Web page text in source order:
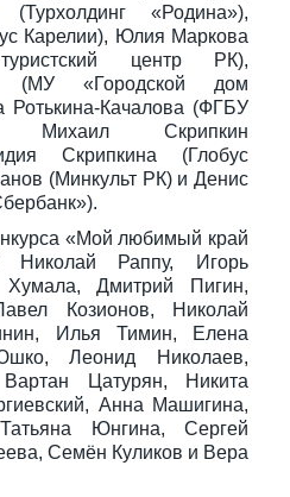
«Родина»),
Карелии), Юлия Маркова
центр РК),
(МУ «Городской дом
Ротькина-Качалова (ФГБУ
Михаил Скрипкин
Скрипкина (Глобус
(Минкульт РК) и Денис
«Мой любимый край
Николай Раппу, Игорь
Хумала, Дмитрий Пигин,
Козионов, Николай
Илья Тимин, Елена
Леонид Николаев,
Цатурян, Никита
Анна Машигина,
Юнгина, Сергей
Семён Куликов и Вера